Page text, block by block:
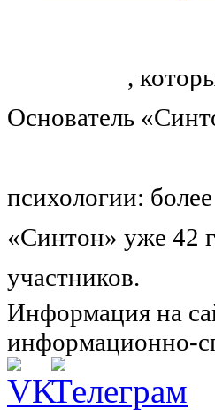
,
Основатель
психологии:
«Синтон» уже 42
участников.
Информация на
информационно-